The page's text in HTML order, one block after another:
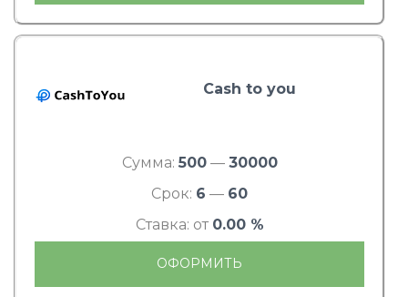
Cash to you
Сумма: 500— 30000
Срок: 6 — 60
Ставка: от 0.00 %
ОФОРМИТЬ